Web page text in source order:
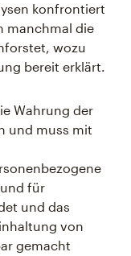
konfrontiert
manchmal die
wozu
bereit erklärt.
Wahrung der
und muss mit
für
und das
von
gemacht